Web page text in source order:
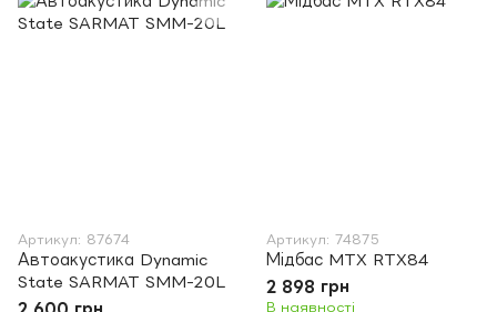
Артикул: 87674
Автоакустика Dynamic
State SARMAT SMM-20L
2 600 грн
Артикул: 74875
Мідбас MTX RTX84
2 898 грн
В наявності